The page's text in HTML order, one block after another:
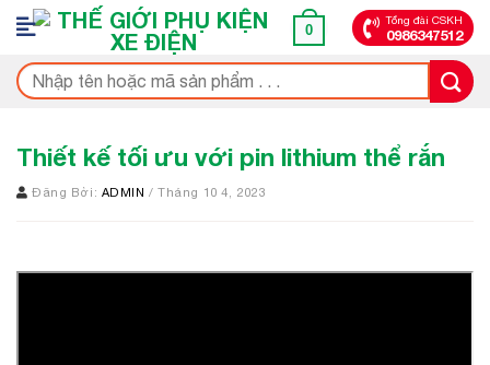
Bỏ
qua
nội
dung
0
Tổng đài CSKH
0986347512
Tìm
kiếm:
Thiết kế tối ưu với pin lithium thể rắn
Đăng Bởi: ADMIN/ Tháng 10 4, 2023